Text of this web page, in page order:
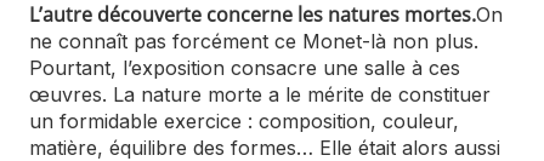
L’autre découverte concerne les natures mortes.On
ne connaît pas forcément ce Monet-là non plus.
Pourtant, l’exposition consacre une salle à ces
œuvres. La nature morte a le mérite de constituer
un formidable exercice : composition, couleur,
matière, équilibre des formes… Elle était alors aussi